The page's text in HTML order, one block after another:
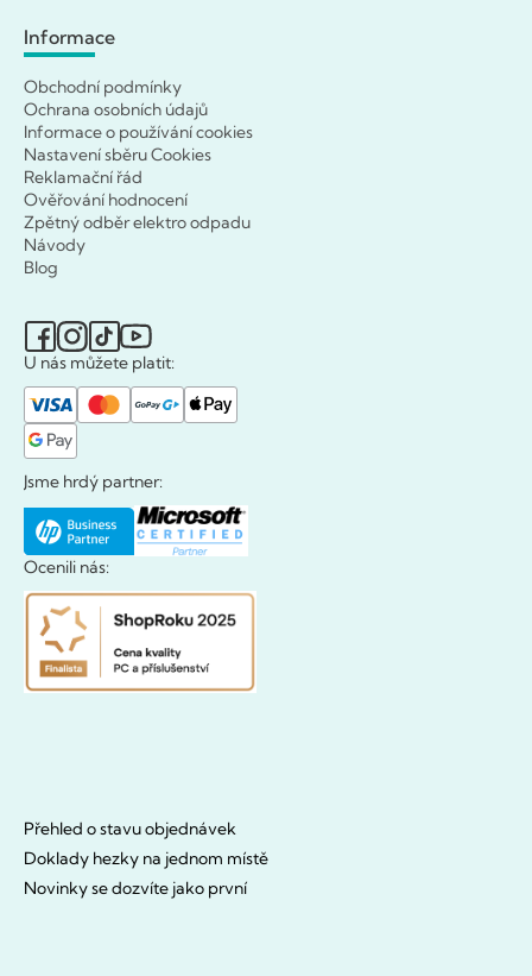
Informace
Obchodní podmínky
Ochrana osobních údajů
Informace o používání cookies
Nastavení sběru Cookies
Reklamační řád
Ověřování hodnocení
Zpětný odběr elektro odpadu
Návody
Blog
U nás můžete platit:
Jsme hrdý partner:
Ocenili nás:
Přehled o stavu objednávek
Doklady hezky na jednom místě
Novinky se dozvíte jako první